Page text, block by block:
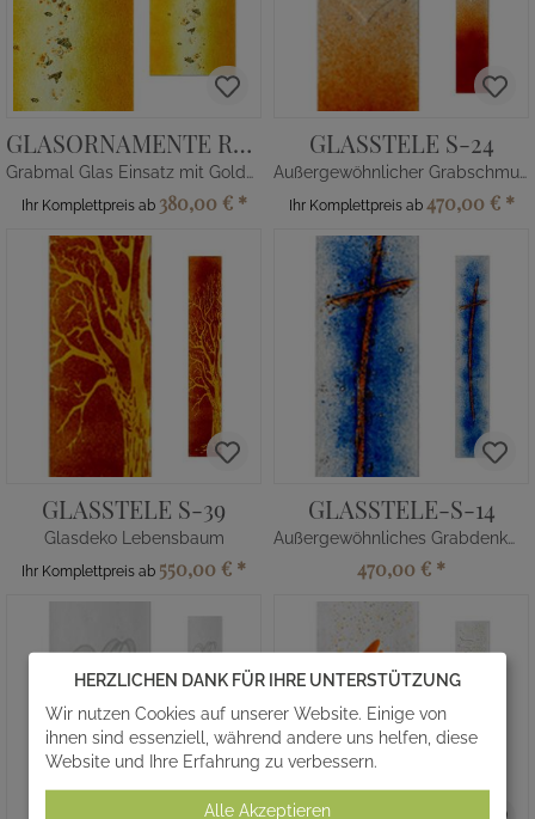
GLASORNAMENTE RE-3
Grabmal Glas Einsatz mit Goldoxiden
Ihr Komplettpreis ab 380,00 € *
GLASSTELE S-24
Außergewöhnlicher Grabschmuck aus Glas mit Herz
Ihr Komplettpreis ab 470,00 € *
GLASSTELE S-39
Glasdeko Lebensbaum
Ihr Komplettpreis ab 550,00 € *
GLASSTELE-S-14
Außergewöhnliches Grabdenkmal Glasdekor Kreuz
470,00 € *
HERZLICHEN DANK FÜR IHRE UNTERSTÜTZUNG
Wir nutzen Cookies auf unserer Website. Einige von
ihnen sind essenziell, während andere uns helfen, diese
Website und Ihre Erfahrung zu verbessern.
Alle Akzeptieren